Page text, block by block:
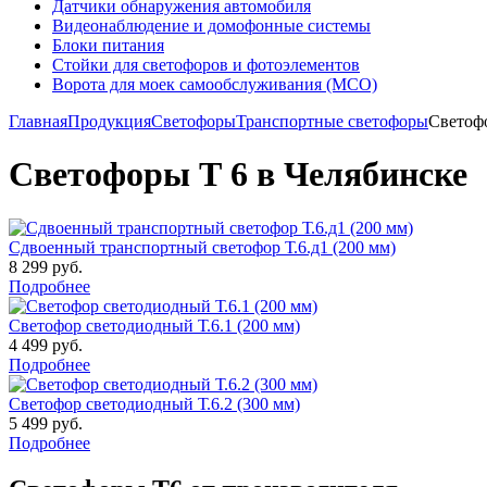
Датчики обнаружения автомобиля
Видеонаблюдение и домофонные системы
Блоки питания
Стойки для светофоров и фотоэлементов
Ворота для моек самообслуживания (МСО)
ГлавнаяПродукцияСветофорыТранспортные светофоры
Светофоры Т 6 в Челябинске
Сдвоенный транспортный светофор Т.6.д1 (200 мм)
8 299 руб.
Подробнее
Светофор светодиодный Т.6.1 (200 мм)
4 499 руб.
Подробнее
Светофор светодиодный Т.6.2 (300 мм)
5 499 руб.
Подробнее